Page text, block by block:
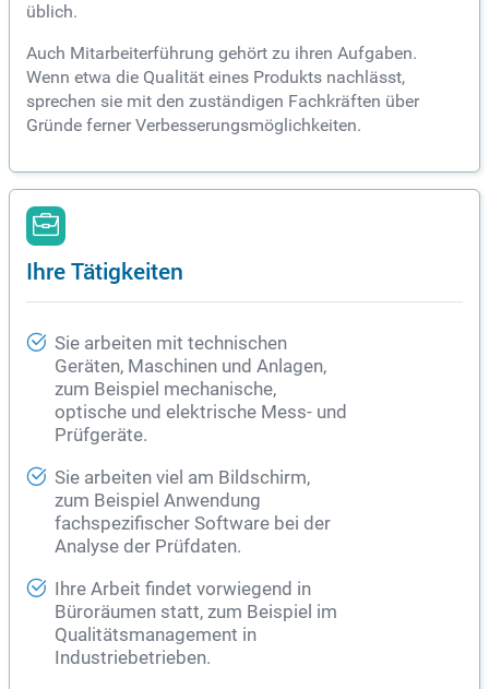
üblich.
Auch Mitarbeiterführung gehört zu ihren Aufgaben.
Wenn etwa die Qualität eines Produkts nachlässt,
sprechen sie mit den zuständigen Fachkräften über
Gründe ferner Verbesserungsmöglichkeiten.
Ihre Tätigkeiten
Sie arbeiten mit technischen
Geräten, Maschinen und Anlagen,
zum Beispiel mechanische,
optische und elektrische Mess- und
Prüfgeräte.
Sie arbeiten viel am Bildschirm,
zum Beispiel Anwendung
fachspezifischer Software bei der
Analyse der Prüfdaten.
Ihre Arbeit findet vorwiegend in
Büroräumen statt, zum Beispiel im
Qualitätsmanagement in
Industriebetrieben.